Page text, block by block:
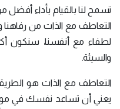
تسمح لنا بالقيام بأداء أفضل
التعاطف مع الذات من رفاهنا
لطفاء مع أنفسنا، سنكون
والسيئة.
التعاطف مع الذات هو الطريقة
يعني أن تساعد نفسك في